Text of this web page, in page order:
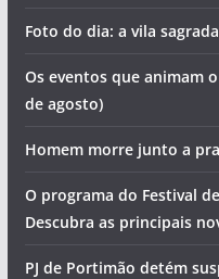
Foto do dia: a vila
Os eventos que animam
de agosto)
Homem morre junto a
O programa do Festival
Descubra as principais
PJ de Portimão detém